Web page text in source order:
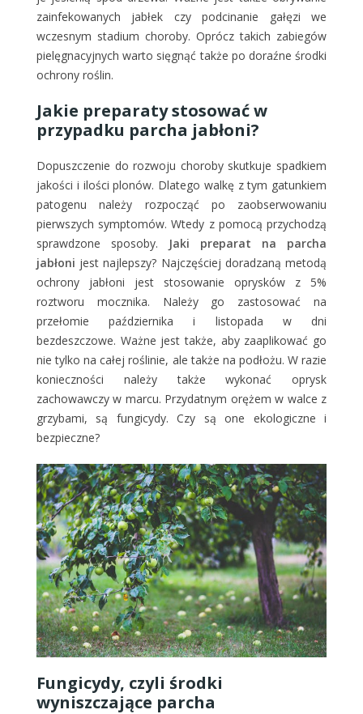
zainfekowanych jabłek czy podcinanie gałęzi we
wczesnym stadium choroby. Oprócz takich zabiegów
pielęgnacyjnych warto sięgnąć także po doraźne środki
ochrony roślin.
Jakie preparaty stosować w
przypadku parcha jabłoni?
Dopuszczenie do rozwoju choroby skutkuje spadkiem
jakości i ilości plonów. Dlatego walkę z tym gatunkiem
patogenu należy rozpocząć po zaobserwowaniu
pierwszych symptomów. Wtedy z pomocą przychodzą
sprawdzone sposoby.
Jaki preparat na parcha
jabłoni jest najlepszy? Najczęściej doradzaną metodą
ochrony jabłoni jest stosowanie oprysków z 5%
roztworu mocznika. Należy go zastosować na
przełomie października i listopada w dni
bezdeszczowe. Ważne jest także, aby zaaplikować go
nie tylko na całej roślinie, ale także na podłożu. W razie
konieczności należy także wykonać oprysk
zachowawczy w marcu. Przydatnym orężem w walce z
grzybami, są fungicydy. Czy są one ekologiczne i
bezpieczne?
Fungicydy, czyli środki
wyniszczające parcha